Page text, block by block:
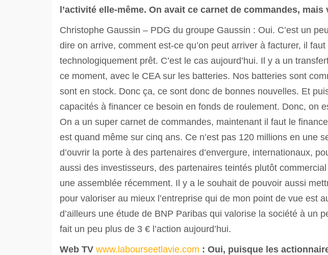
l’activité elle-même. On avait ce carnet de commandes,
Christophe Gaussin – PDG du groupe Gaussin : Oui. C’est un
dire on arrive, comment est-ce qu’on peut arriver à facturer, il
technologiquement prêt. C’est le cas aujourd’hui. Il y a un
ce moment, avec le CEA sur les batteries. Nos batteries sont
sont en stock. Donc ça, ce sont donc de bonnes nouvelles. Et
capacités à financer ce besoin en fonds de roulement. Donc, on
On a un super carnet de commandes, maintenant il faut le
est quand même sur cinq ans. Ce n’est pas 120 millions en une
d’ouvrir la porte à des partenaires d’envergure, internationaux,
aussi des investisseurs, des partenaires teintés plutôt
une assemblée récemment. Il y a le souhait de pouvoir aussi
pour valoriser au mieux l’entreprise qui de mon point de vue est
d’ailleurs une étude de BNP Paribas qui valorise la société à un
fait un peu plus de 3 € l’action aujourd’hui.
Web TV www.labourseetlavie.com : Oui, puisque les